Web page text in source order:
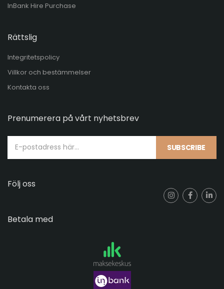
InBank Hire Purchase
Rättslig
Integritetspolicy
Villkor och bestämmelser
Kontakta oss
Prenumerera på vårt nyhetsbrev
SUBSCRIBE
Följ oss
Betala med